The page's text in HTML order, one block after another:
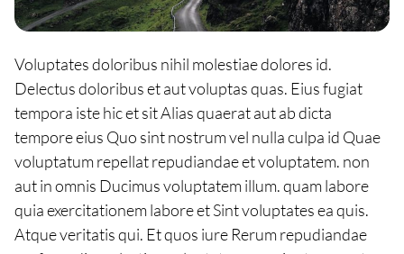
Voluptates doloribus nihil molestiae dolores id.
Delectus doloribus et aut voluptas quas. Eius fugiat
tempora iste hic et sit Alias quaerat aut ab dicta
tempore eius Quo sint nostrum vel nulla culpa id Quae
voluptatum repellat repudiandae et voluptatem. non
aut in omnis Ducimus voluptatem illum. quam labore
quia exercitationem labore et Sint voluptates ea quis.
Atque veritatis qui. Et quos iure Rerum repudiandae